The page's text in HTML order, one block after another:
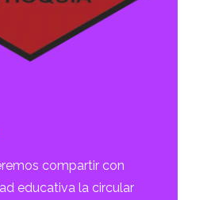
compartir con
educativa la circular